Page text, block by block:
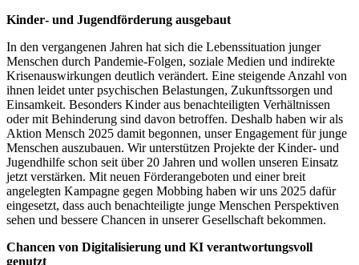
Kinder‑ und Jugendförderung ausgebaut
In den vergangenen Jahren hat sich die Lebenssituation junger
Menschen durch Pandemie‑Folgen, soziale Medien und indirekte
Krisenauswirkungen deutlich verändert. Eine steigende Anzahl von
ihnen leidet unter psychischen Belastungen, Zukunftssorgen und
Einsamkeit. Besonders Kinder aus benachteiligten Verhältnissen
oder mit Behinderung sind davon betroffen. Deshalb haben wir als
Aktion Mensch 2025 damit begonnen, unser Engagement für junge
Menschen auszubauen. Wir unterstützen Projekte der Kinder- und
Jugendhilfe schon seit über 20 Jahren und wollen unseren Einsatz
jetzt verstärken. Mit neuen Förderangeboten und einer breit
angelegten Kampagne gegen Mobbing haben wir uns 2025 dafür
eingesetzt, dass auch benachteiligte junge Menschen Perspektiven
sehen und bessere Chancen in unserer Gesellschaft bekommen.
Chancen von Digitalisierung und KI verantwortungsvoll
genutzt